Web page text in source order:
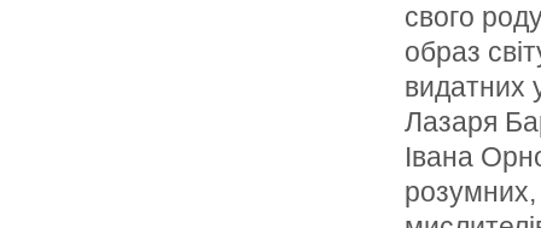
свого
образ
видатних
Лазаря
Івана
розумних,